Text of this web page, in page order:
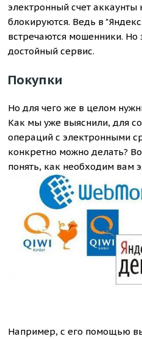
электронный счет аккаунты
блокируются. Ведь в
встречаются мошенники. Но
достойный сервис.
Покупки
Но для чего же в целом
Как мы уже выяснили, для
операций с электронными
конкретно можно делать?
понять, как необходим вам
Например, с его помощью